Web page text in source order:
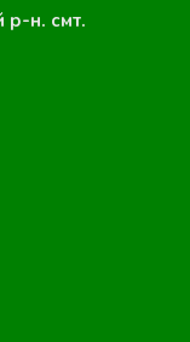
р-н. смт.